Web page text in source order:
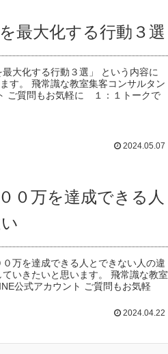
最大化する行動３選
大化する行動３選」 という内容に
す。 飛常識な教室集客コンサルタン
ご質問もお気軽に １：１トークで
2024.05.07
０万を達成できる人
万を達成できる人とできない人の違
いきたいと思います。 飛常識な教室
公式アカウント ご質問もお気軽
2024.04.22